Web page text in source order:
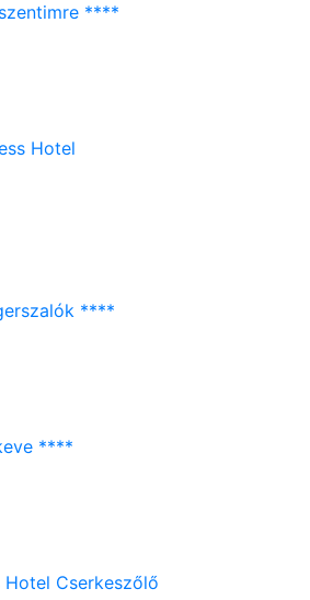
****
Hotel
****
****
Cserkeszőlő